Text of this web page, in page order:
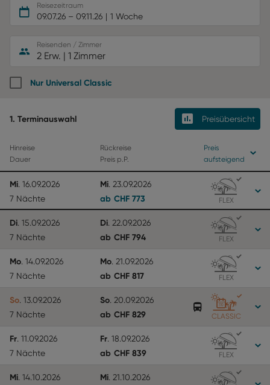
Reisezeitraum
09.07.26 – 09.11.26 1 Woche
Reisenden / Zimmer
2 Erw. | 1 Zimmer
Nur Universal Classic
1. Terminauswahl Preisübersicht
Hinreise
Rückreise
Dauer
Preis p.P.
Preis
aufsteigend
Mi. 16.09.2026 Mi. 23.09.2026
7 Nächte
ab CHF 773 FLEX
Di. 15.09.2026 Di. 22.09.2026
7 Nächte
ab CHF 794 FLEX
Mo. 14.09.2026 Mo. 21.09.2026
7 Nächte
ab CHF 817 FLEX
So. 13.09.2026 So. 20.09.2026
7 Nächte
ab CHF 829 CLASSIC
Fr. 11.09.2026 Fr. 18.09.2026
7 Nächte
ab CHF 839 FLEX
Mi. 14.10.2026 Mi. 21.10.2026